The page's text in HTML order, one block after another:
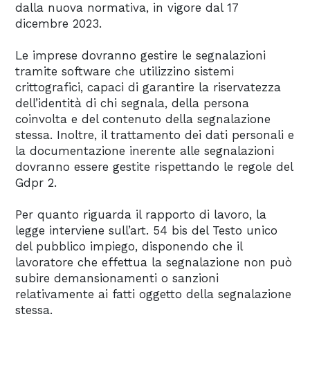
dalla nuova normativa, in vigore dal 17
dicembre 2023.
Le imprese dovranno gestire le segnalazioni
tramite software che utilizzino sistemi
crittografici, capaci di garantire la riservatezza
dell’identità di chi segnala, della persona
coinvolta e del contenuto della segnalazione
stessa. Inoltre, il trattamento dei dati personali e
la documentazione inerente alle segnalazioni
dovranno essere gestite rispettando le regole del
Gdpr 2.
Per quanto riguarda il rapporto di lavoro, la
legge interviene sull’art. 54 bis del Testo unico
del pubblico impiego, disponendo che il
lavoratore che effettua la segnalazione non può
subire demansionamenti o sanzioni
relativamente ai fatti oggetto della segnalazione
stessa.